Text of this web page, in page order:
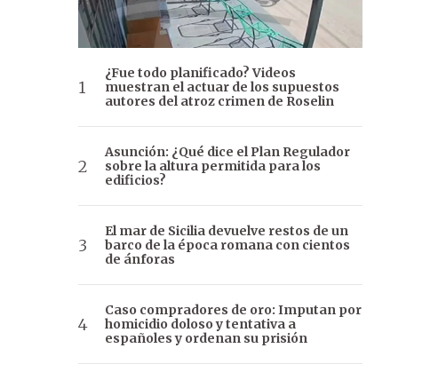
¿Fue todo planificado? Videos
muestran el actuar de los supuestos
autores del atroz crimen de Roselin
Asunción: ¿Qué dice el Plan Regulador
sobre la altura permitida para los
edificios?
El mar de Sicilia devuelve restos de un
barco de la época romana con cientos
de ánforas
Caso compradores de oro: Imputan por
homicidio doloso y tentativa a
españoles y ordenan su prisión